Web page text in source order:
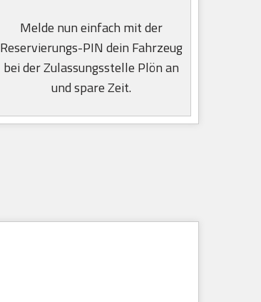
Melde nun einfach mit der
Reservierungs-PIN dein Fahrzeug
bei der Zulassungsstelle Plön an
und spare Zeit.